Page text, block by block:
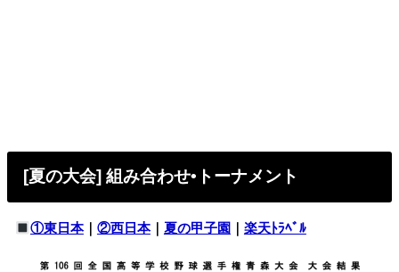
[夏の大会] 組み合わせ•トーナメント
①東日本｜ ②西日本｜ 夏の甲子園 ｜ 楽天ﾄﾗﾍﾞﾙ